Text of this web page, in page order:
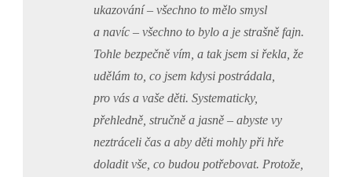
ukazování – všechno to mělo smysl
a navíc – všechno to bylo a je strašně fajn.
Tohle bezpečně vím, a tak jsem si řekla, že
udělám to, co jsem kdysi postrádala,
pro vás a vaše děti. Systematicky,
přehledně, stručně a jasně – abyste vy
neztráceli čas a aby děti mohly při hře
doladit vše, co budou potřebovat. Protože,